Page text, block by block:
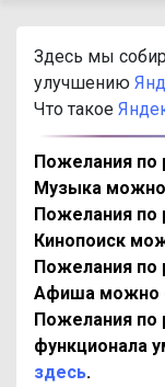
Здесь мы
улучшению
Что такое
Пожелания по
Музыка можно
Пожелания по
Кинопоиск
Пожелания по
Афиша можно
Пожелания по
функционала
здесь.